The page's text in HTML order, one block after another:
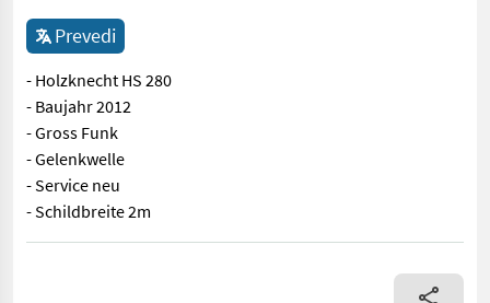
Prevedi
- Holzknecht HS 280
- Baujahr 2012
- Gross Funk
- Gelenkwelle
- Service neu
- Schildbreite 2m
- Holzknecht HS 280 - Baujahr 2012 - Gross Funk - Gelenkwelle